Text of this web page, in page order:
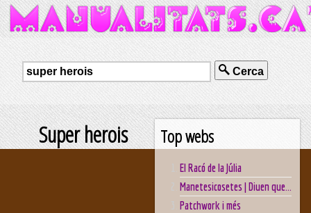
Cerca
Top webs
El Racó de la Júlia
Manetesicosetes | Diuen que...
Patchwork i més
Super herois